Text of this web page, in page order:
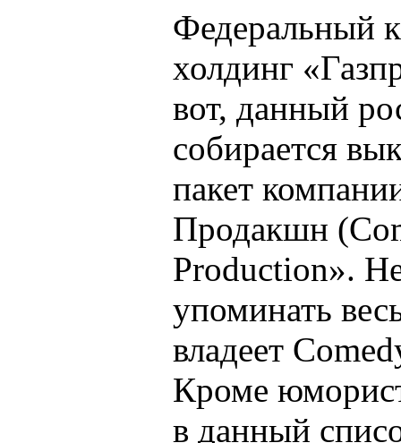
Федеральный
холдинг
вот, данный
собирается
пакет
Продакшн
Production».
упоминать
владеет
Кроме
в данный